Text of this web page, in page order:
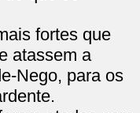
fortes que
atassem a
Nego, para os